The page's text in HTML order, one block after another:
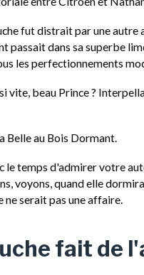
fut distrait par une autre
passait dans sa superbe
les perfectionnements
vite, beau Prince ?
Belle au Bois Dormant.
le temps d'admirer votre
voyons, quand elle
ne serait pas une affaire.
fait de